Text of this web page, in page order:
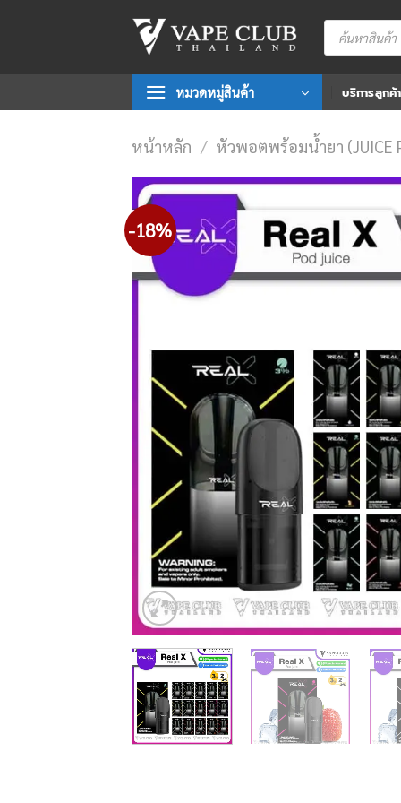
Products
search
หมวดหมู่สินค้า บริการลูกค้า
หน้าหลัก / หัวพอตพร้อมน้ำยา (JUICE
-18%